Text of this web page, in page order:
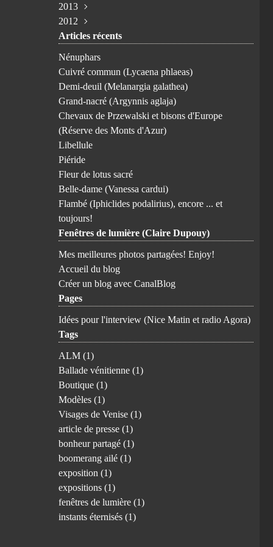
Avril
Mars
Janvier(1)
Février
Janvier
Juillet
Juin(4)
Avril (2)
Février
Juillet
Juin(1)
Mai(1)
Février
Juin(1)
Février
Janvier(1)
Octobre
Août
Juillet(2)
Avril
(3)
Novembre
Août
Mai(2)
Février
2013
Novembre
Octobre(3)
Août
2012
Avril (3)
Articles récents
Nénuphars
Cuivré commun (Lycaena phlaeas)
Demi-deuil (Melanargia galathea)
Grand-nacré (Argynnis aglaja)
Chevaux de Przewalski et bisons d'Europe
(Réserve des Monts d'Azur)
Libellule
Piéride
Fleur de lotus sacré
Belle-dame (Vanessa cardui)
Flambé (Iphiclides podalirius), encore ... et
toujours!
Fenêtres de lumière (Claire Dupouy)
Mes meilleures photos partagées! Enjoy!
Accueil du blog
Créer un blog avec CanalBlog
Pages
Idées pour l'interview (Nice Matin et radio Agora)
Tags
ALM (1)
Ballade vénitienne (1)
Boutique (1)
Modèles (1)
Visages de Venise (1)
article de presse (1)
bonheur partagé (1)
boomerang ailé (1)
exposition (1)
expositions (1)
fenêtres de lumière (1)
instants éternisés (1)